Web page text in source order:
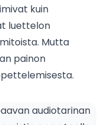
kuin
luettelon
Mutta
painon